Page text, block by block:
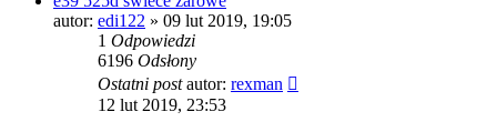
autor: edi122 » 09 lut 2019, 19:05
1 Odpowiedzi
6196 Odsłony
Ostatni postautor: rexman
12 lut 2019, 23:53